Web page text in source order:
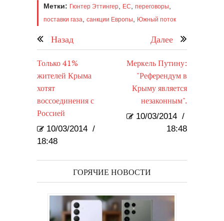
Метки: Гюнтер Эттингер ЕС переговоры
поставки газа санкции Европы Южный поток
Назад Далее
Только 41%
жителей Крыма
хотят
воссоединения с
Россией
10/03/2014 /
18:48
Меркель Путину:
"Референдум в
Крыму является
незаконным".
10/03/2014 /
18:48
ГОРЯЧИЕ НОВОСТИ